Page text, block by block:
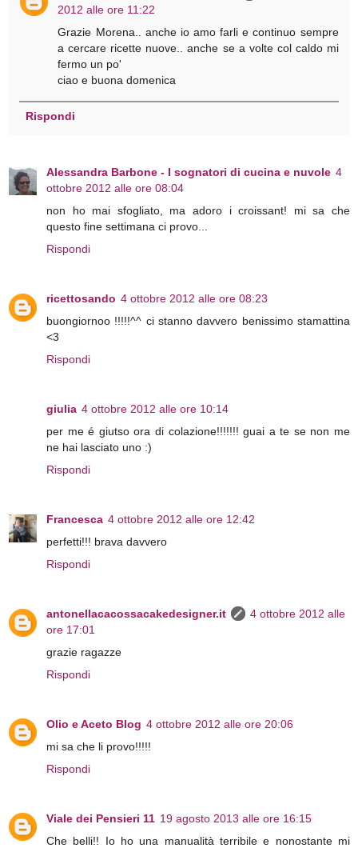
2012 alle ore 11:22
Grazie Morena.. anche io amo farli e continuo sempre
a cercare ricette nuove.. anche se a volte col caldo mi
fermo un po'
ciao e buona domenica
Rispondi
Alessandra Barbone - I sognatori di cucina e nuvole 4
ottobre 2012 alle ore 08:04
non ho mai sfogliato, ma adoro i croissant! mi sa che
questo fine settimana ci provo...
Rispondi
ricettosando 4 ottobre 2012 alle ore 08:23
buongiornoo !!!!!^^ ci stanno davvero benissimo stamattina
<3
Rispondi
giulia 4 ottobre 2012 alle ore 10:14
per me é giutso ora di colazione!!!!!!! guai a te se non me
ne hai lasciato uno :)
Rispondi
Francesca 4 ottobre 2012 alle ore 12:42
perfetti!!! brava davvero
Rispondi
antonellacacossacakedesigner.it
4 ottobre 2012 alle
ore 17:01
grazie ragazze
Rispondi
Olio e Aceto Blog 4 ottobre 2012 alle ore 20:06
mi sa che li provo!!!!!
Rispondi
Viale dei Pensieri 11 19 agosto 2013 alle ore 16:15
Che belli!! Io ho una manualità terribile e nonostante mi